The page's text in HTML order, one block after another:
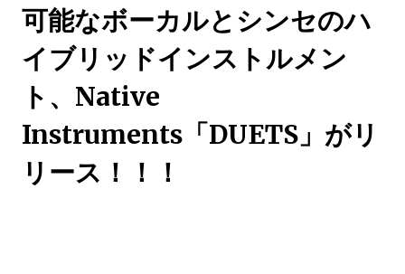
可能なボーカルとシンセのハ
イブリッドインストルメン
ト、Native
Instruments「DUETS」がリ
リース！！！